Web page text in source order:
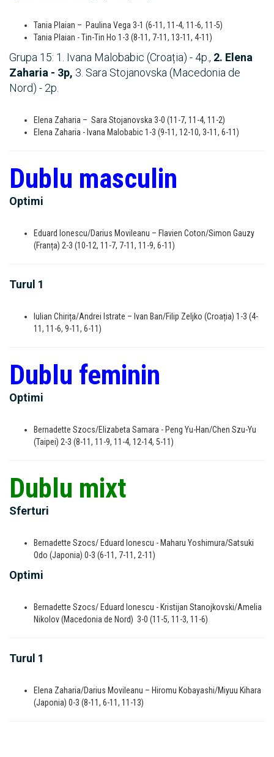
Tania Plaian – Paulina Vega 3-1 (6-11, 11-4, 11-6, 11-5)
Tania Plaian - Tin-Tin Ho 1-3 (8-11, 7-11, 13-11, 4-11)
Grupa 15: 1. Ivana Malobabic (Croația) - 4p., 2. Elena
Zaharia - 3p, 3. Sara Stojanovska (Macedonia de
Nord) - 2p.
Elena Zaharia – Sara Stojanovska 3-0 (11-7, 11-4, 11-2)
Elena Zaharia - Ivana Malobabic 1-3 (9-11, 12-10, 3-11, 6-11)
Dublu masculin
Optimi
Eduard Ionescu/Darius Movileanu – Flavien Coton/Simon Gauzy
(Franța) 2-3 (10-12, 11-7, 7-11, 11-9, 6-11)
Turul 1
Iulian Chirița/Andrei Istrate – Ivan Ban/Filip Zeljko (Croația) 1-3 (4-
11, 11-6, 9-11, 6-11)
Dublu feminin
Optimi
Bernadette Szocs/Elizabeta Samara - Peng Yu-Han/Chen Szu-Yu
(Taipei) 2-3 (8-11, 11-9, 11-4, 12-14, 5-11)
Dublu mixt
Sferturi
Bernadette Szocs/ Eduard Ionescu - Maharu Yoshimura/Satsuki
Odo (Japonia) 0-3 (6-11, 7-11, 2-11)
Optimi
Bernadette Szocs/ Eduard Ionescu - Kristijan Stanojkovski/Amelia
Nikolov (Macedonia de Nord) 3-0 (11-5, 11-3, 11-6)
Turul 1
Elena Zaharia/Darius Movileanu – Hiromu Kobayashi/Miyuu Kihara
(Japonia) 0-3 (8-11, 6-11, 11-13)